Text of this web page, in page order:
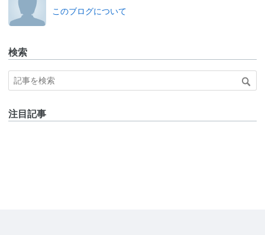
このブログについて
検索
注目記事